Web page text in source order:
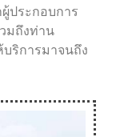
ประกอบการ
มถึงท่าน
บริการมาจนถึง